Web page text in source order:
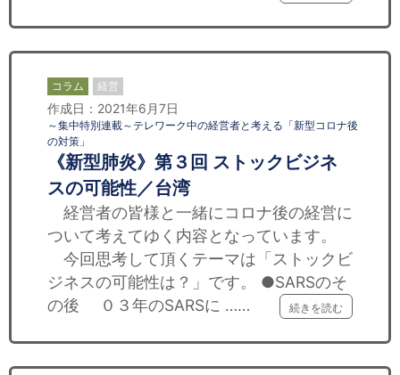
コラム 経営
作成日：2021年6月7日
～集中特別連載～テレワーク中の経営者と考える「新型コロナ後
の対策」
《新型肺炎》第３回 ストックビジネ
スの可能性／台湾
経営者の皆様と一緒にコロナ後の経営に
ついて考えてゆく内容となっています。
今回思考して頂くテーマは「ストックビ
ジネスの可能性は？」です。 ●SARSのそ
の後 ０３年のSARSに ……
続きを読む